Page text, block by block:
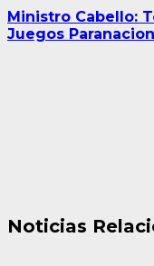
Ministro Cabello:
Juegos
Noticias